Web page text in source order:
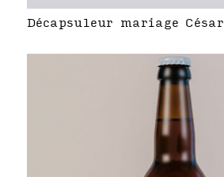
Décapsuleur mariage César